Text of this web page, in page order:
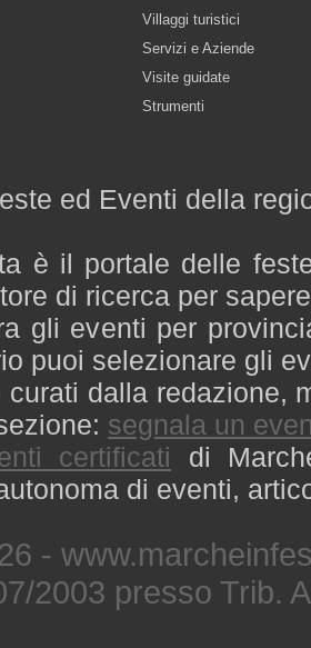
Villaggi turistici
Servizi e Aziende
Visite guidate
Strumenti
ed Eventi della
è il portale delle
di ricerca per
gli eventi per
puoi selezionare gli
curati dalla redazione,
segnala un
certificati di
di eventi,
-
2003 presso Trib.